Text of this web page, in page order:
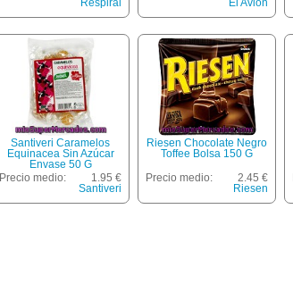
Respiral
El Avion
Santiveri Caramelos
Equinacea Sin Azúcar
Envase 50 G
Precio medio:
1.95 €
Santiveri
Riesen Chocolate Negro
Toffee Bolsa 150 G
Precio medio:
2.45 €
Riesen